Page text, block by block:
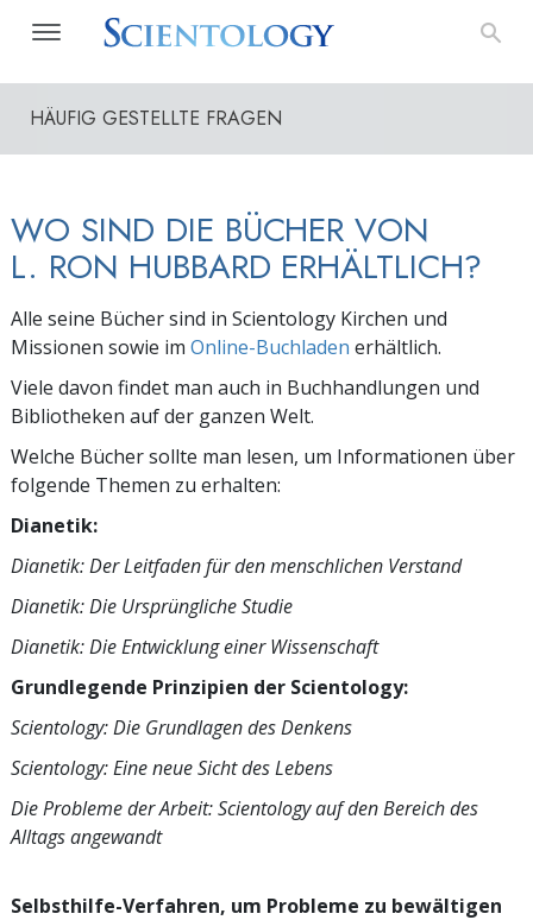
HÄUFIG GESTELLTE FRAGEN
WO SIND DIE BÜCHER VON
L. RON HUBBARD ERHÄLTLICH?
Alle seine Bücher sind in Scientology Kirchen und
Missionen sowie im Online-Buchladen erhältlich.
Viele davon findet man auch in Buchhandlungen und
Bibliotheken auf der ganzen Welt.
Welche Bücher sollte man lesen, um Informationen über
folgende Themen zu erhalten:
Dianetik:
Dianetik: Der Leitfaden für den menschlichen Verstand
Dianetik: Die Ursprüngliche Studie
Dianetik: Die Entwicklung einer Wissenschaft
Grundlegende Prinzipien der Scientology:
Scientology: Die Grundlagen des Denkens
Scientology: Eine neue Sicht des Lebens
Die Probleme der Arbeit: Scientology auf den Bereich des
Alltags angewandt
Selbsthilfe-Verfahren, um Probleme zu bewältigen